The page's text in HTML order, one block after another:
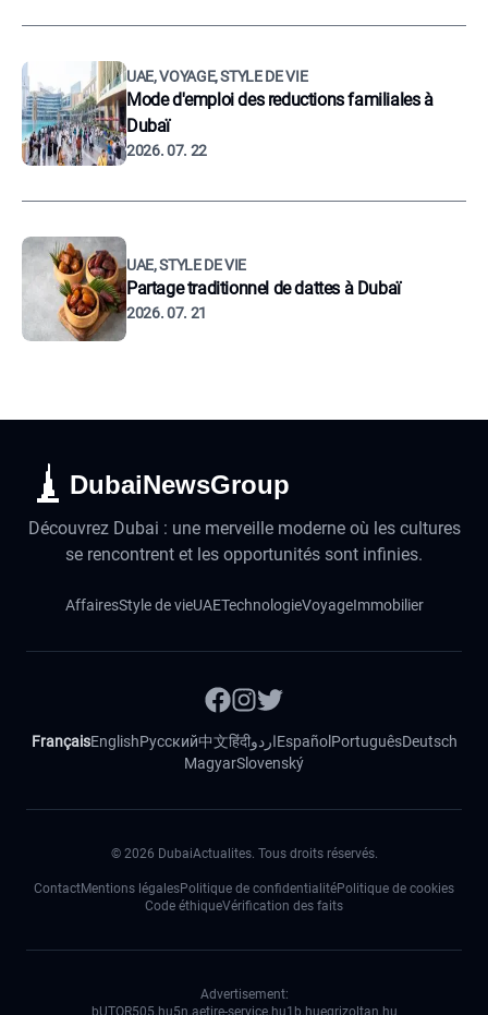
UAE, VOYAGE, STYLE DE VIE
Mode d'emploi des reductions familiales à
Dubaï
2026. 07. 22
UAE, STYLE DE VIE
Partage traditionnel de dattes à Dubaï
2026. 07. 21
DubaiNewsGroup
Découvrez Dubai : une merveille moderne où les cultures
se rencontrent et les opportunités sont infinies.
AffairesStyle de vieUAETechnologieVoyageImmobilier
FrançaisEnglishРусский中文हिंदीاردوEspañol PortuguêsDeutsch
MagyarSlovenský
© 2026 DubaiActualites. Tous droits réservés.
ContactMentions légalesPolitique de confidentialitéPolitique de cookies
Code éthiqueVérification des faits
Advertisement:
bUTOR505.hu5n.aetire-service.hu1b.huegrizoltan.hu